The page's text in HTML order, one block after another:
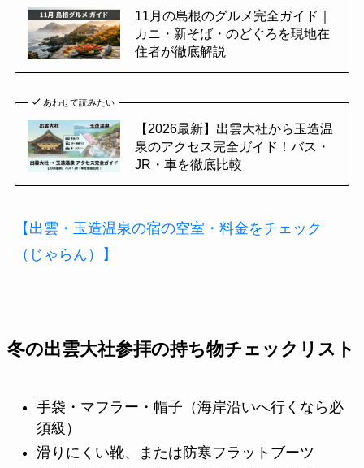
11月の島根のグルメ完全ガイド｜
カニ・新そば・のどぐろを現地在
住者が徹底解説
あわせて読みたい
【2026最新】出雲大社から玉造温
泉のアクセス完全ガイド！バス・
JR・車を徹底比較
【出雲・玉造温泉の宿の空室・料金をチェック
（じゃらん）】
冬の出雲大社参拝の持ち物チェックリスト
手袋・マフラー・帽子（海岸沿いへ行くなら必
須級）
滑りにくい靴、または防寒フラットブーツ